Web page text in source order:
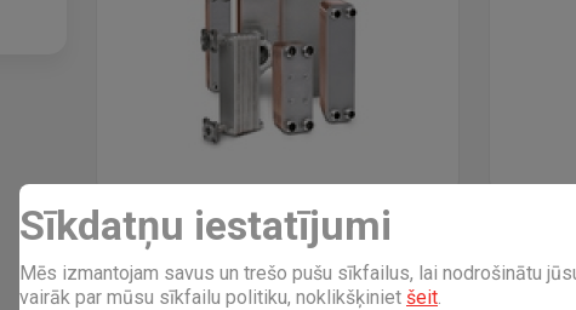
Sīkdatņu iestatījumi
Mēs izmantojam savus un trešo pušu sīkfailus, lai nodrošinātu
vairāk par mūsu sīkfailu politiku, noklikšķiniet šeit.
Lodētie plākšņu siltummaiņi